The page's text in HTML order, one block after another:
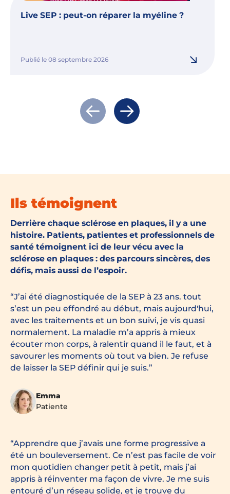
Live SEP : peut-on réparer la myéline ?
Publié le 08 septembre 2026
Actualité précédente
Actualité suivante
Ils témoignent
Derrière chaque sclérose en plaques, il y a une
histoire. Patients, patientes et professionnels de
santé témoignent ici de leur vécu avec la
sclérose en plaques : des parcours sincères, des
défis, mais aussi de l’espoir.
J’ai été diagnostiquée de la SEP à 23 ans. tout
s’est un peu effondré au début, mais aujourd'hui,
avec les traitements et un bon suivi, je vis quasi
normalement. La maladie m’a appris à mieux
écouter mon corps, à ralentir quand il le faut, et à
savourer les moments où tout va bien. Je refuse
de laisser la SEP définir qui je suis.
Emma
Patiente
Apprendre que j’avais une forme progressive a
été un bouleversement. Ce n’est pas facile de voir
mon quotidien changer petit à petit, mais j’ai
appris à réinventer ma façon de vivre. Je me suis
entouré d’un réseau solide, et je trouve du